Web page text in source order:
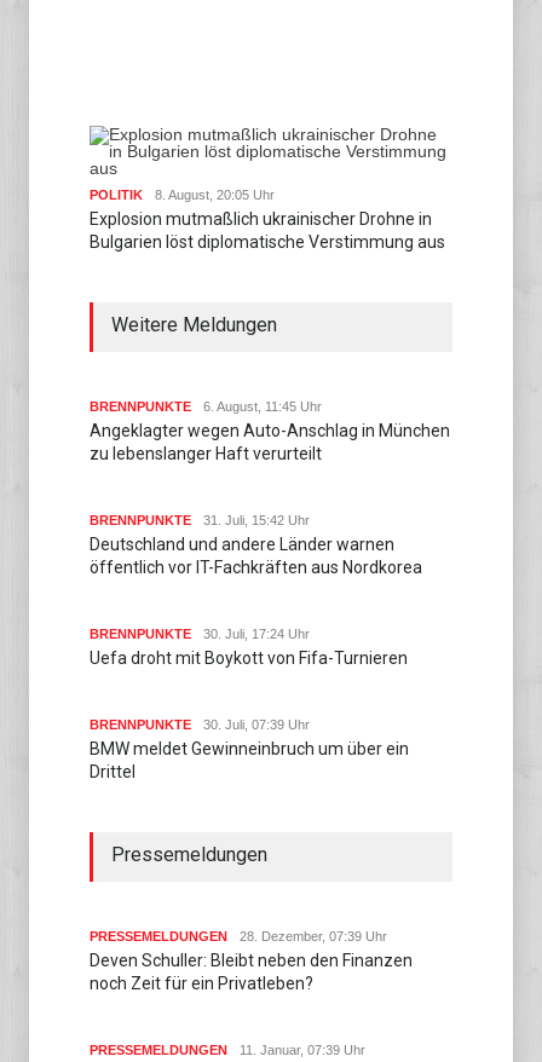
POLITIK 8. August, 20:05 Uhr
Explosion mutmaßlich ukrainischer Drohne in
Bulgarien löst diplomatische Verstimmung aus
Weitere Meldungen
BRENNPUNKTE 6. August, 11:45 Uhr
Angeklagter wegen Auto-Anschlag in München
zu lebenslanger Haft verurteilt
BRENNPUNKTE 31. Juli, 15:42 Uhr
Deutschland und andere Länder warnen
öffentlich vor IT-Fachkräften aus Nordkorea
BRENNPUNKTE 30. Juli, 17:24 Uhr
Uefa droht mit Boykott von Fifa-Turnieren
BRENNPUNKTE 30. Juli, 07:39 Uhr
BMW meldet Gewinneinbruch um über ein
Drittel
Pressemeldungen
PRESSEMELDUNGEN 28. Dezember, 07:39 Uhr
Deven Schuller: Bleibt neben den Finanzen
noch Zeit für ein Privatleben?
PRESSEMELDUNGEN 11. Januar, 07:39 Uhr